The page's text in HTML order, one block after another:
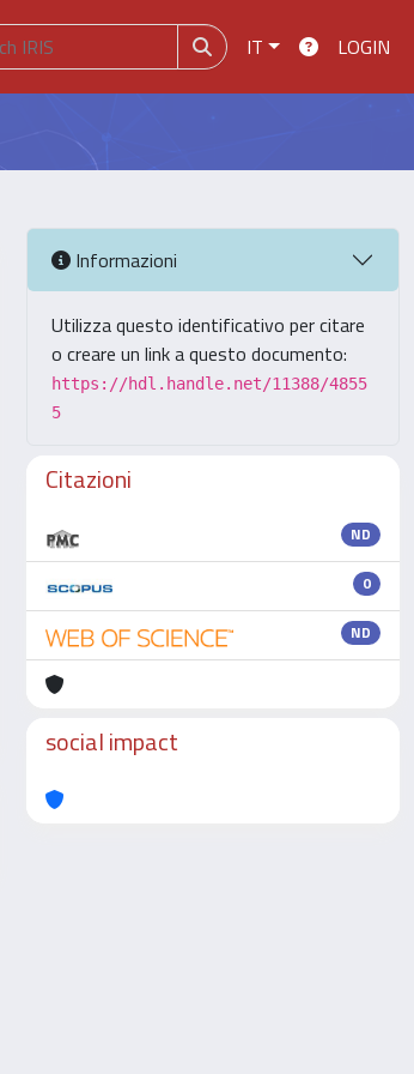
IT LOGIN
Informazioni
Utilizza questo identificativo per citare
o creare un link a questo documento:
https://hdl.handle.net/11388/4855
5
Citazioni
ND
0
ND
social impact